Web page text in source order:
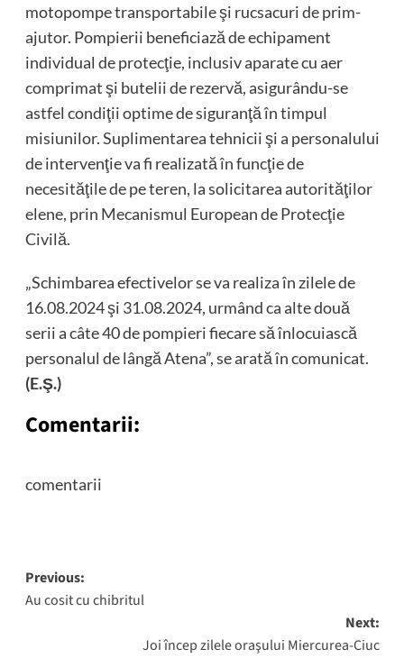
motopompe transportabile şi rucsacuri de prim-
ajutor. Pompierii beneficiază de echipament
individual de protecţie, inclusiv aparate cu aer
comprimat şi butelii de rezervă, asigurându-se
astfel condiţii optime de siguranţă în timpul
misiunilor. Suplimentarea tehnicii şi a personalului
de intervenţie va fi realizată în funcţie de
necesităţile de pe teren, la solicitarea autorităţilor
elene, prin Mecanismul European de Protecţie
Civilă.
„Schimbarea efectivelor se va realiza în zilele de
16.08.2024 şi 31.08.2024, urmând ca alte două
serii a câte 40 de pompieri fiecare să înlocuiască
personalul de lângă Atena”, se arată în comunicat.
(E.Ş.)
Comentarii:
comentarii
Post
navigation
Previous:
Au cosit cu chibritul
Next:
Joi încep zilele oraşului Miercurea-Ciuc